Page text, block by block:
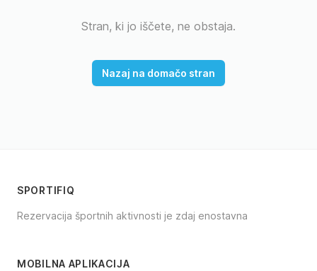
Stran, ki jo iščete, ne obstaja.
Nazaj na domačo stran
SPORTIFIQ
Rezervacija športnih aktivnosti je zdaj enostavna
MOBILNA APLIKACIJA